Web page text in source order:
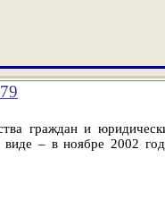
граждан и
виде – в ноябре 2002